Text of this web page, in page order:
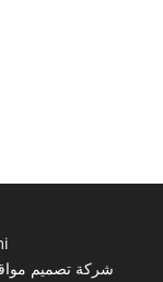
شركة تصميم